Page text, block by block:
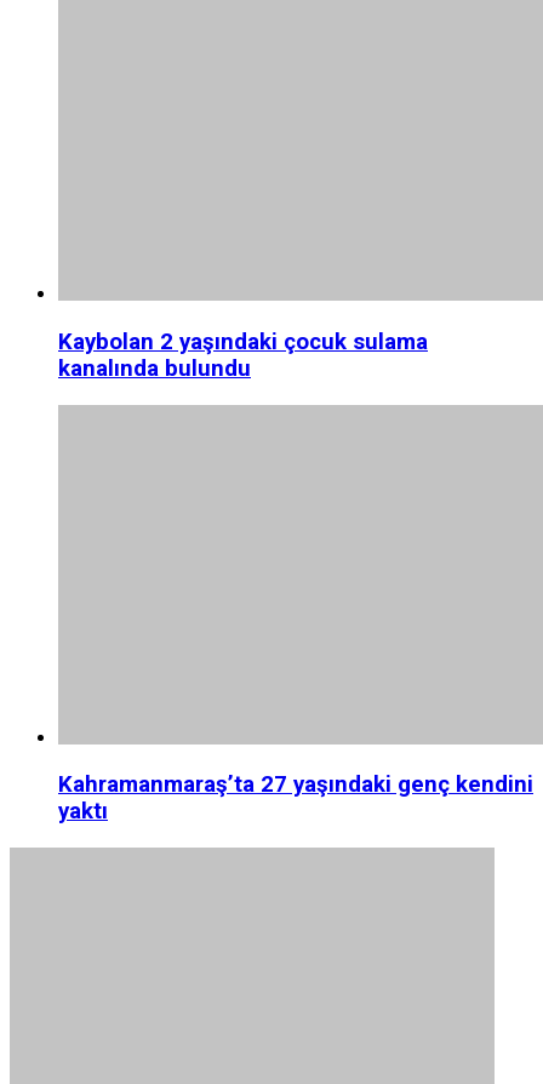
Kaybolan 2 yaşındaki çocuk sulama
kanalında bulundu
Kahramanmaraş’ta 27 yaşındaki genç kendini
yaktı